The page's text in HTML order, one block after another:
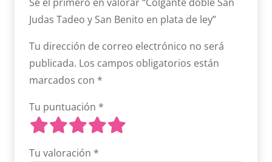
plata
Judas Tadeo y San Benito en plata de ley”
Tu dirección de correo electrónico no será
publicada. Los campos obligatorios están
marcados con *
Tu puntuación *
Tu valoración *